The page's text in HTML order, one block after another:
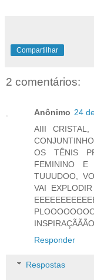
Compartilhar
2 comentários:
Anônimo 24
AIII
OS TÊNIS
FEMININO
TUUUDOO,
VAI
Responder
Respostas